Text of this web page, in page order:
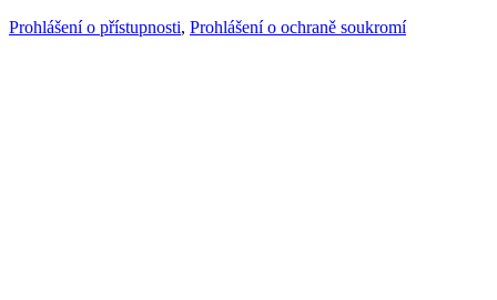
Prohlášení o přístupnosti, Prohlášení o ochraně soukromí